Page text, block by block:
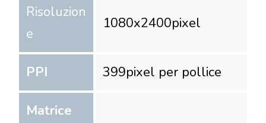
Risoluzion
e
1080x2400pixel
PPI 399pixel per pollice
Matrice